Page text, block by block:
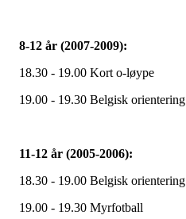
8-12 år (2007-2009):
18.30 - 19.00 Kort o-løype
19.00 - 19.30 Belgisk orientering
11-12 år (2005-2006):
18.30 - 19.00 Belgisk orientering
19.00 - 19.30 Myrfotball